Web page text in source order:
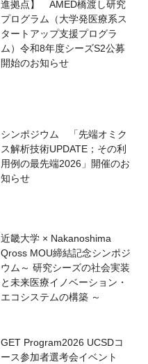
進拠点】 AMED橋渡し研究
プログラム（大学発医療系ス
タートアップ支援プログラ
ム）令和8年度シーズS2公募
開始のお知らせ
シンポジウム 「先端オミク
ス解析技術UPDATE；その利
用例の最先端2026」開催のお
知らせ
近畿大学 × Nakanoshima
Qross MOU締結記念シンポジ
ウム～ 研究シーズの社会実装
と未来医療イノベーション・
エコシステムの構築 ～
GET Program2026 UCSDコ
ース参加者選考会イベント